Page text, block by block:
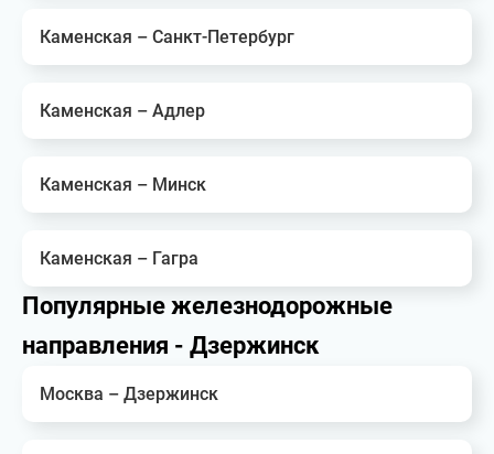
Каменская – Санкт-Петербург
Каменская – Адлер
Каменская – Минск
Каменская – Гагра
Популярные железнодорожные
направления - Дзержинск
Москва – Дзержинск